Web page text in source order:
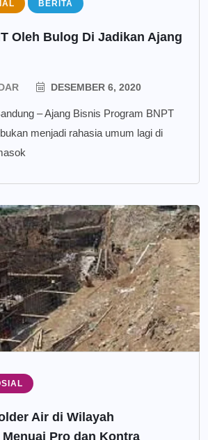
BERITA
Oleh Bulog Di Jadikan Ajang
DESEMBER 6, 2020
– Ajang Bisnis Program BNPT
menjadi rahasia umum lagi di
Air di Wilayah
Pro dan Kontra